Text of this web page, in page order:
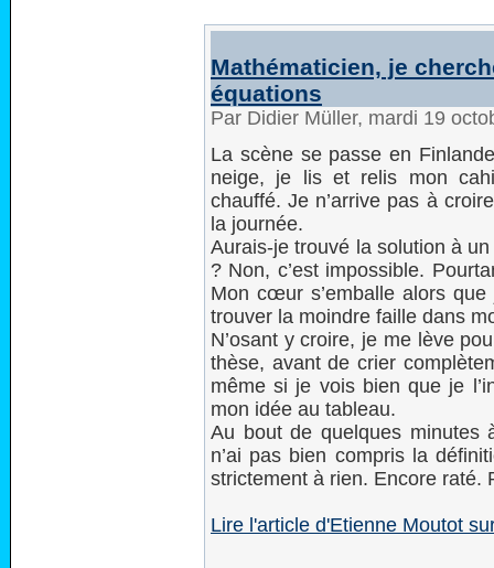
Mathématicien, je
équations
Par Didier Müller, mardi 19
La scène se passe en
neige, je lis et relis mon
chauffé. Je n’arrive pas à
la journée.
Aurais-je trouvé la solution à
? Non, c’est impossible.
Mon cœur s’emballe alors
trouver la moindre faille dans
N’osant y croire, je me lève
thèse, avant de crier
même si je vois bien que je
mon idée au tableau.
Au bout de quelques minutes
n’ai pas bien compris la
strictement à rien. Encore
Lire l'article d'Etienne Moutot